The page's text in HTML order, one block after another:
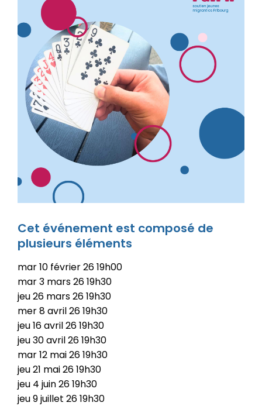
Cet événement est composé de
plusieurs éléments
mar10 février2619h00
mar3 mars2619h30
jeu26 mars2619h30
mer8avril2619h30
jeu16avril2619h30
jeu30avril2619h30
mar12 mai2619h30
jeu21 mai2619h30
jeu 4 juin2619h30
jeu9juillet 2619h30